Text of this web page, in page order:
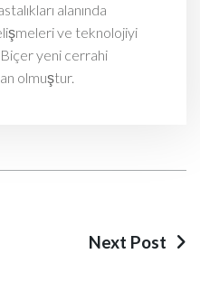
alanında
ve teknolojiyi
yeni cerrahi
olmuştur.
Next Post